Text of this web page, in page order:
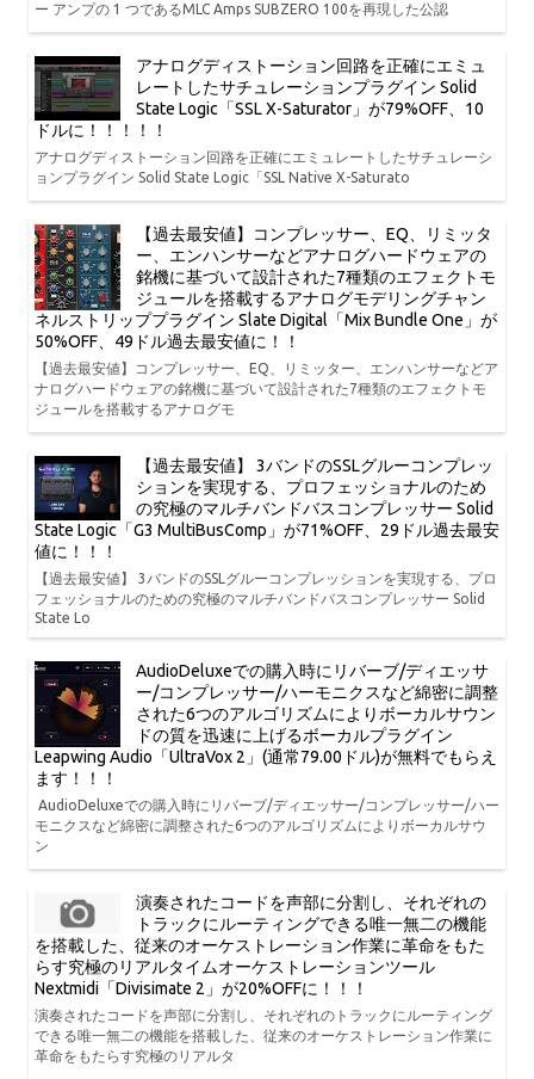
ー アンプの 1 つであるMLC Amps SUBZERO 100を再現した公認
アナログディストーション回路を正確にエミュ
レートしたサチュレーションプラグイン Solid
State Logic「SSL X-Saturator」が79%OFF、10
ドルに！！！！！
アナログディストーション回路を正確にエミュレートしたサチュレーシ
ョンプラグイン Solid State Logic「SSL Native X-Saturato
【過去最安値】コンプレッサー、EQ、リミッタ
ー、エンハンサーなどアナログハードウェアの
銘機に基づいて設計された7種類のエフェクトモ
ジュールを搭載するアナログモデリングチャン
ネルストリッププラグイン Slate Digital「Mix Bundle One」が
50%OFF、49ドル過去最安値に！！
【過去最安値】コンプレッサー、EQ、リミッター、エンハンサーなどア
ナログハードウェアの銘機に基づいて設計された7種類のエフェクトモ
ジュールを搭載するアナログモ
【過去最安値】 3バンドのSSLグルーコンプレッ
ションを実現する、プロフェッショナルのため
の究極のマルチバンドバスコンプレッサー Solid
State Logic「G3 MultiBusComp」が71%OFF、29ドル過去最安
値に！！！
【過去最安値】 3バンドのSSLグルーコンプレッションを実現する、プロ
フェッショナルのための究極のマルチバンドバスコンプレッサー Solid
State Lo
AudioDeluxeでの購入時にリバーブ/ディエッサ
ー/コンプレッサー/ハーモニクスなど綿密に調整
された6つのアルゴリズムによりボーカルサウン
ドの質を迅速に上げるボーカルプラグイン
Leapwing Audio「UltraVox 2」(通常79.00ドル)が無料でもらえ
ます！！！
AudioDeluxeでの購入時にリバーブ/ディエッサー/コンプレッサー/ハー
モニクスなど綿密に調整された6つのアルゴリズムによりボーカルサウ
ン
演奏されたコードを声部に分割し、それぞれの
トラックにルーティングできる唯一無二の機能
を搭載した、従来のオーケストレーション作業に革命をもた
らす究極のリアルタイムオーケストレーションツール
Nextmidi「Divisimate 2」が20%OFFに！！！
演奏されたコードを声部に分割し、それぞれのトラックにルーティング
できる唯一無二の機能を搭載した、従来のオーケストレーション作業に
革命をもたらす究極のリアルタ